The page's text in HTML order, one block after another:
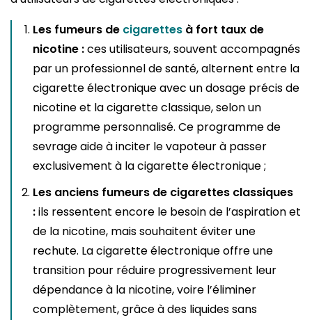
Les fumeurs de cigarettes à fort taux de
nicotine :ces utilisateurs, souvent accompagnés
par un professionnel de santé, alternent entre la
cigarette électronique avec un dosage précis de
nicotine et la cigarette classique, selon un
programme personnalisé. Ce programme de
sevrage aide à inciter le vapoteur à passer
exclusivement à la cigarette électronique ;
Les anciens fumeurs de cigarettes classiques
:ils ressentent encore le besoin de l’aspiration et
de la nicotine, mais souhaitent éviter une
rechute. La cigarette électronique offre une
transition pour réduire progressivement leur
dépendance à la nicotine, voire l’éliminer
complètement, grâce à des liquides sans